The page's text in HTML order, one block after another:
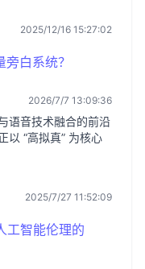
2025/12/16 15:27:02
白系统？
2026/7/7 13:09:36
语音技术融合的前沿
以 “高拟真” 为核心
2025/7/27 11:52:09
工智能伦理的